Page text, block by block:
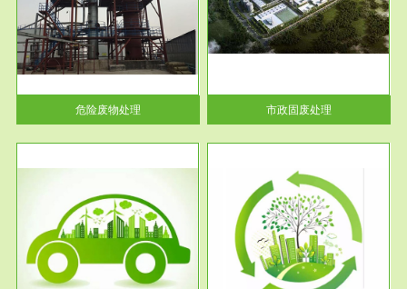
危险废物处理
市政固废处理
蔚蓝生态环境科技所从事的市政
废物处理业务包括市政废物的处
理处...
市政固废处理
服务范围
工作场所职业危害现状评价
【现状评价意义】：具体因素---